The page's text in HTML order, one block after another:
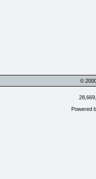
©
Powered